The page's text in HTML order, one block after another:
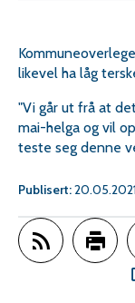
likevel ha låg
"Vi går ut frå at
mai-helga og vil
teste seg denne
Publisert
Abonner på